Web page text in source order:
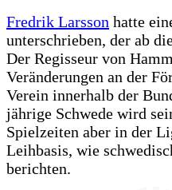
Fredrik Larsson hatte
unterschrieben, der ab
Der Regisseur von
Veränderungen an der
Verein innerhalb der
jährige Schwede wird
Spielzeiten aber in der
Leihbasis, wie
berichten.